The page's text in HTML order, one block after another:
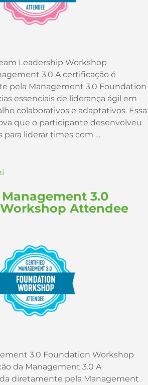
Leadership Workshop
3.0 A certificação é
pela Management 3.0 Foundation
essenciais de liderança ágil em
colaborativos e adaptativos. Essa
que o participante desenvolveu
para liderar times com …
3.0
Attendee
3.0 Foundation Workshop
da Management 3.0 A
diretamente pela Management